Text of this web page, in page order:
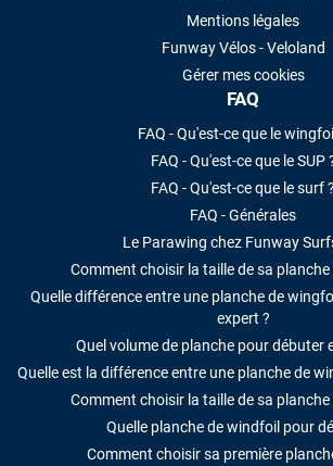
Mentions légales
Funway Vélos - Veloland
Gérer mes cookies
FAQ
FAQ - Qu'est-ce que le
FAQ - Qu'est-ce que le SUP
FAQ - Qu'est-ce que le surf ?
FAQ - Générales
Le Parawing chez Funway
Comment choisir la taille de sa
Quelle différence entre une planche de
expert ?
Quel volume de planche pour débuter
Quelle est la différence entre une planche de
Comment choisir la taille de sa
Quelle planche de windfoil pour
Comment choisir sa première